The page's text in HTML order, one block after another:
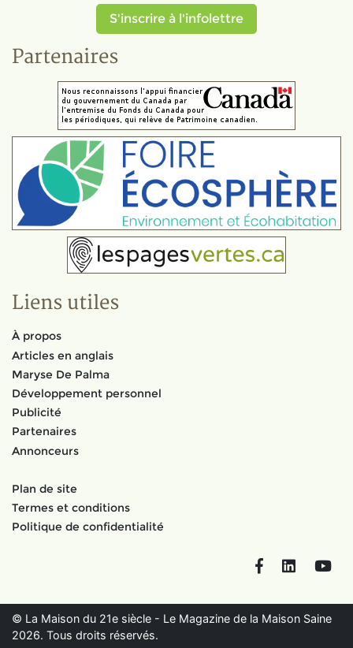
S'inscrire à l'infolettre
Partenaires
Liens utiles
À propos
Articles en anglais
Maryse De Palma
Développement personnel
Publicité
Partenaires
Annonceurs
Plan de site
Termes et conditions
Politique de confidentialité
FacebookLinkedIn
© La Maison du 21e siècle - Le Magazine de la Maison Saine
2026. Tous droits réservés.